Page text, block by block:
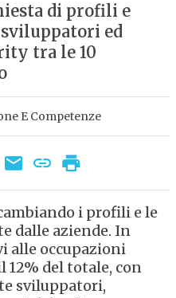
di profili e
ed
tra le 10
E Competenze
i profili e le
dalle aziende. In
alle occupazioni
del totale, con
sviluppatori,